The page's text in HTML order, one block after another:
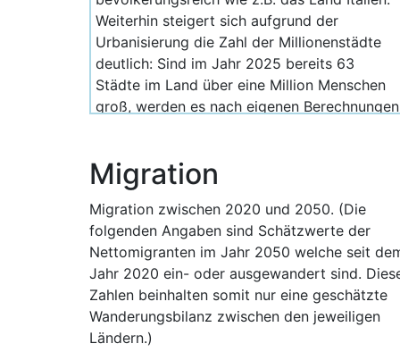
Weiterhin steigert sich aufgrund der
Urbanisierung die Zahl der Millionenstädte
deutlich: Sind im Jahr 2025 bereits 63
Städte im Land über eine Million Menschen
groß, werden es nach eigenen Berechnungen
die noch relativ am Anfang stehende
Urbanisierung im Land eine starke Expansion
der kleineren Städte in der Fläche was
gewaltige Anstrengungen und allgemeines
Planungsvermögen verlangt. Der Zeitraum
dieser "heißen Transformation" vom Land
und Kleinstädte in die Groß und
Millionenstädte hat bereits um das Jahr 2010
begonnen und steuert auf einen Höhepunkt
Migration
Migration zwischen 2020 und 2050. (Die
folgenden Angaben sind Schätzwerte der
Nettomigranten im Jahr 2050 welche seit
Jahr 2020 ein- oder ausgewandert sind.
Zahlen beinhalten somit nur eine geschätzte
Wanderungsbilanz zwischen den jeweiligen
Ländern.)